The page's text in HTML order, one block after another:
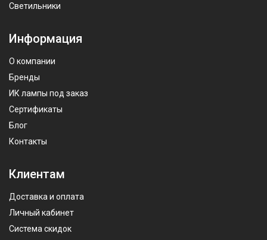
Светильники
Информация
О компании
Бренды
ИК лампы под заказ
Сертификаты
Блог
Контакты
Клиентам
Доставка и оплата
Личный кабинет
Система скидок